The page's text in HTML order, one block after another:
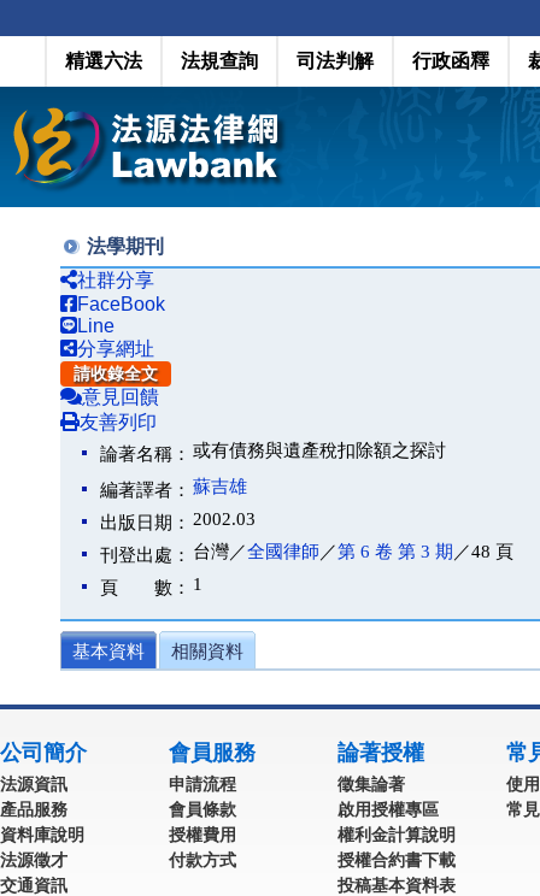
精選六法 法規查詢 司法判解 行政函釋
法學期刊
社群分享
FaceBook
Line
分享網址
請收錄全文
意見回饋
友善列印
論著名稱： 或有債務與遺產稅扣除額之探討
編著譯者： 蘇吉雄
出版日期： 2002.03
刊登出處： 台灣／全國律師 ／第 6 卷 第 3 期 ／48 頁
頁 數： 1
基本資料 相關資料
公司簡介
法源資訊
產品服務
資料庫說明
法源徵才
交通資訊
會員服務
申請流程
會員條款
授權費用
付款方式
論著授權
徵集論著
啟用授權專區
權利金計算說明
授權合約書下載
投稿基本資料表
常
使
常